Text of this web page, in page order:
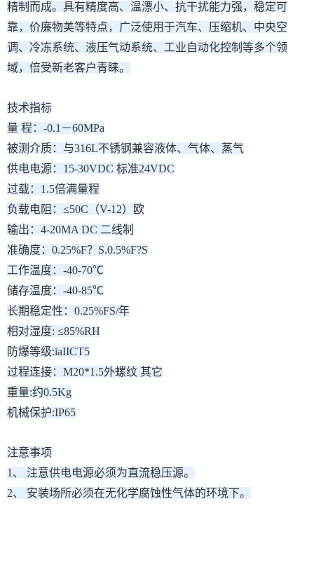
精制而成。具有精度高、温漂小、抗干扰能力强，稳定可
靠，价廉物美等特点，广泛使用于汽车、压缩机、中央空
调、冷冻系统、液压气动系统、工业自动化控制等多个领
域，倍受新老客户青睐。
技术指标
量 程：-0.1－60MPa
被测介质：与316L不锈钢兼容液体、气体、蒸气
供电电源：15-30VDC 标准24VDC
过载：1.5倍满量程
负载电阻：≤50C（V-12）欧
输出：4-20MA DC 二线制
准确度：0.25%F？S.0.5%F?S
工作温度：-40-70℃
储存温度：-40-85℃
长期稳定性：0.25%FS/年
相对湿度: ≤85%RH
防爆等级:iaIICT5
过程连接：M20*1.5外螺纹 其它
重量:约0.5Kg
机械保护:IP65
注意事项
1、 注意供电电源必须为直流稳压源。
2、 安装场所必须在无化学腐蚀性气体的环境下。